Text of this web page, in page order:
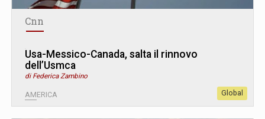
Cnn
Usa-Messico-Canada, salta il rinnovo
dell’Usmca
di Federica Zambino
AMERICA Global